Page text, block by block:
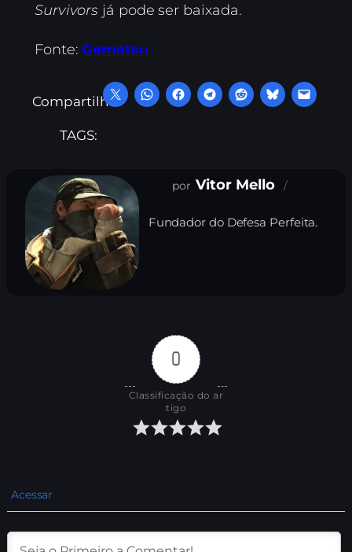
Survivors já pode ser baixada.
Fonte:Gematsu
Compartilhe:
TAGS:
Vitor Mello
Fundador do Defesa Perfeita.
0
Classificação do ar
tigo
Acessar